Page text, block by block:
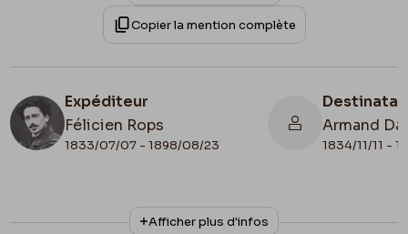
Copier la mention complète
Expéditeur
Félicien Rops
1833/07/07 - 1898/08/23
Armand
1834/11/11 -
N° d'inventaire
III/215/8/24
Collationnage
Autographe
Afficher plus d'infos